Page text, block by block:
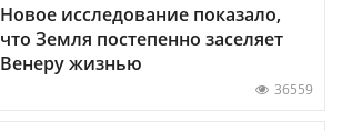
Новое исследование показало,
что Земля постепенно заселяет
Венеру жизнью
36559